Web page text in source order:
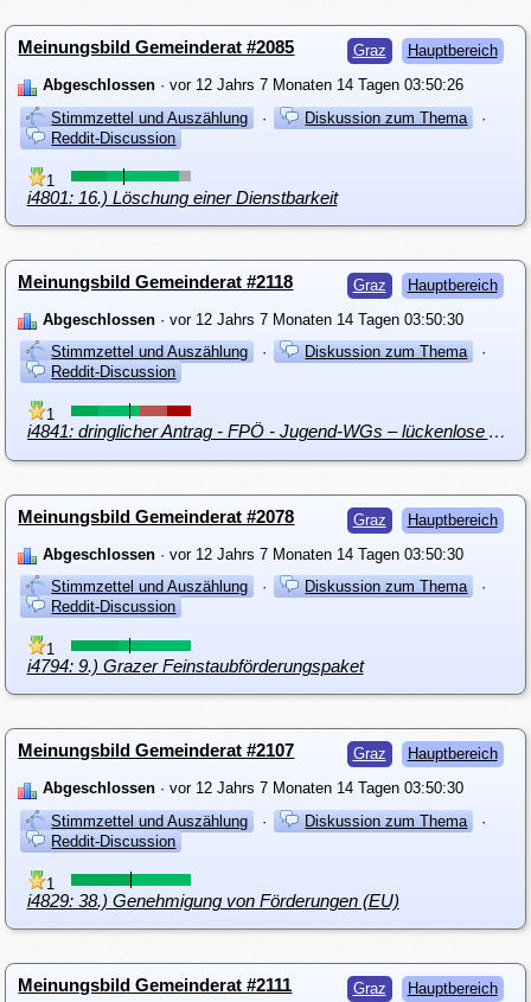
Graz Hauptbereich
Meinungsbild Gemeinderat #2085
Abgeschlossen · vor 12 Jahrs 7 Monaten 14 Tagen 03:50:26
Stimmzettel und Auszählung
· Diskussion zum Thema
·
Reddit-Discussion
1
i4801: 16.) Löschung einer Dienstbarkeit
Graz Hauptbereich
Meinungsbild Gemeinderat #2118
Abgeschlossen · vor 12 Jahrs 7 Monaten 14 Tagen 03:50:30
Stimmzettel und Auszählung
· Diskussion zum Thema
·
Reddit-Discussion
1
i4841: dringlicher Antrag - FPÖ - Jugend-WGs – lückenlose Aufklärung durch Expertenkommission
Graz Hauptbereich
Meinungsbild Gemeinderat #2078
Abgeschlossen · vor 12 Jahrs 7 Monaten 14 Tagen 03:50:30
Stimmzettel und Auszählung
· Diskussion zum Thema
·
Reddit-Discussion
1
i4794: 9.) Grazer Feinstaubförderungspaket
Graz Hauptbereich
Meinungsbild Gemeinderat #2107
Abgeschlossen · vor 12 Jahrs 7 Monaten 14 Tagen 03:50:30
Stimmzettel und Auszählung
· Diskussion zum Thema
·
Reddit-Discussion
1
i4829: 38.) Genehmigung von Förderungen (EU)
Graz Hauptbereich
Meinungsbild Gemeinderat #2111